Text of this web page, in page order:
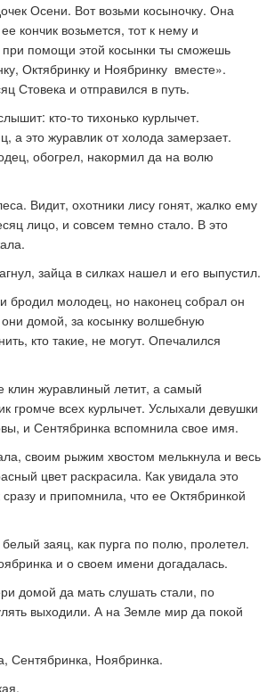
Осени. Вот возьми косыночку. Она
кончик возьмется, тот к нему и
при помощи этой косынки ты сможешь
Октябринку и Ноябринку вместе».
Стовека и отправился в путь.
кто-то тихонько курлычет.
а это журавлик от холода замерзает.
обогрел, накормил да на волю
Видит, охотники лису гонят, жалко ему
лицо, и совсем темно стало. В это
зайца в силках нашел и его выпустил.
бродил молодец, но наконец собрал он
домой, за косынку волшебную
кто такие, не могут. Опечалился
клин журавлиный летит, а самый
громче всех курлычет. Услыхали девушки
и Сентябринка вспомнила свое имя.
своим рыжим хвостом мелькнула и весь
цвет раскрасила. Как увидала это
сразу и припомнила, что ее Октябринкой
заяц, как пурга по полю, пролетел.
и о своем имени догадалась.
домой да мать слушать стали, по
выходили. А на Земле мир да покой
Сентябринка, Ноябринка.